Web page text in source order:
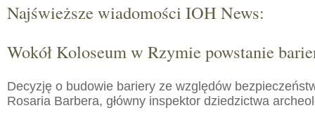
Najświeższe wiadomości IOH News:
Wokół Koloseum w Rzymie powstanie
Decyzję o budowie bariery ze względów
Rosaria Barbera, główny inspektor dziedzictwa